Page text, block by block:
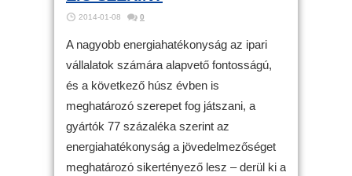
2014-01-08 0
A nagyobb energiahatékonyság az ipari
vállalatok számára alapvető fontosságú,
és a következő húsz évben is
meghatározó szerepet fog játszani, a
gyártók 77 százaléka szerint az
energiahatékonyság a jövedelmezőséget
meghatározó sikertényező lesz – derül ki a